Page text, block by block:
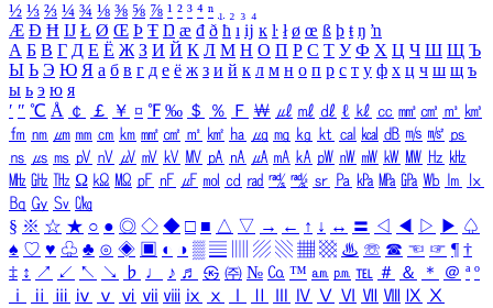
½ ⅓ ⅔ ¼ ¾ ⅛ ⅜ ⅝ ⅞ ¹ ² ³ ⁴ ⁿ ₁ ₂ ₃ ₄
Æ Ð Ħ Ĳ Ł Ø Œ Þ Ŧ Ŋ æ đ ð ħ ı ĳ ĸ ŀ ł ø œ ß þ ŧ ŋ ŉ
А Б В Г Д Е Ё Ж З И Й К Л М Н О П Р С Т У Ф Х Ц Ч Ш Щ Ъ
Ы Ь Э Ю Я а б в г д е ё ж з и й к л м н о п р с т у ф х ц ч ш щ ъ
ы ь э ю я
′ ″ ℃ Å ￠ ￡ ￥ ¤ ℉ ‰ ＄ ％ Ｆ ￦ ㎕ ㎖ ㎗ ℓ ㎘ ㏄ ㎣ ㎤ ㎥ ㎦
㎙ ㎚ ㎛ ㎜ ㎝ ㎞ ㎟ ㎠ ㎡ ㎢ ㏊ ㎍ ㎎ ㎏ ㏏ ㎈ ㎉ ㏈ ㎧ ㎨ ㎰
㎱ ㎲ ㎳ ㎴ ㎵ ㎶ ㎷ ㎸ ㎹ ㎀ ㎁ ㎂ ㎃ ㎄ ㎺ ㎻ ㎽ ㎾ ㎿ ㎐ ㎑
㎒ ㎓ ㎔ Ω ㏀ ㏁ ㎊ ㎋ ㎌ ㏖ ㏅ ㎭ ㎮ ㎯ ㏛ ㎩ ㎪ ㎫ ㎬ ㏝ ㏐
㏓
㏃ ㏉ ㏜ ㏆
§ ※ ☆ ★ ○ ● ◎ ◇ ◆ □ ■ △ ▽ → ← ↑ ↓ ↔ 〓 ◁ ◀ ▷ ▶ ♤
♠ ♡ ♥ ♧ ♣ ⊙ ◈ ▣ ◐ ◑ ▒ ▤ ▨ ▧ ▦ ▩ ♨ ☏ ☎ ☜ ☞ ¶ †
‡ ↕ ↗ ↙ ↖ ↘ ♭ ♩ ♪ ♬ ㉿ ㈜ № ㏇ ™ ㏂ ㏘ ℡ ＃ ＆ ＊ ＠ ª º
ⅰ
ⅱ ⅲ ⅳ ⅴ ⅵ ⅶ ⅷ ⅸ ⅹ Ⅳ Ⅴ Ⅵ Ⅶ Ⅷ Ⅸ Ⅹ